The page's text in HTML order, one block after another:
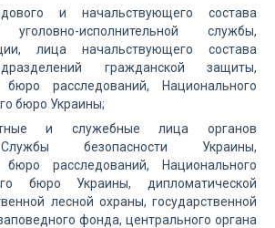
и начальствующего состава
уголовно-исполнительной службы,
лица начальствующего состава
гражданской защиты,
бюро расследований, Национального
бюро Украины;
и служебные лица органов
безопасности Украины,
бюро расследований, Национального
бюро Украины, дипломатической
лесной охраны, государственной
фонда, центрального органа